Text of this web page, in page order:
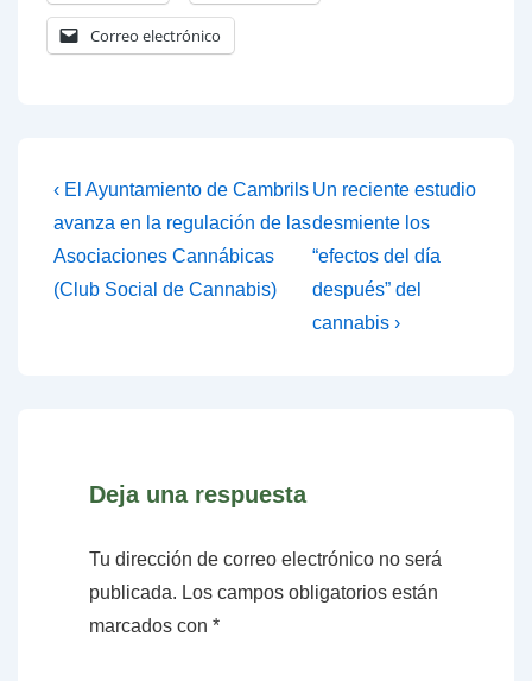
Correo electrónico
Navegación
de
entradas
La
entrada
anterior
es
‹ El Ayuntamiento de Cambrils
avanza en la regulación de las
Asociaciones Cannábicas
(Club Social de Cannabis)
La
entrada
siguiente
es
Un reciente estudio
desmiente los
“efectos del día
después” del
cannabis ›
Deja una respuesta
Tu dirección de correo electrónico no será
publicada. Los campos obligatorios están
marcados con *